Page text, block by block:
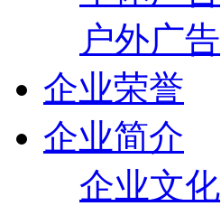
户外广告
企业荣誉
企业简介
企业文化